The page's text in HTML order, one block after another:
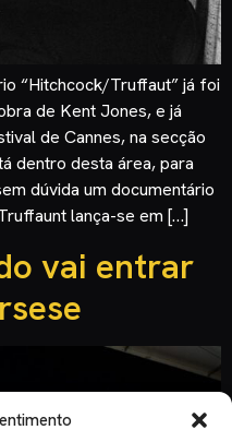
“Hitchcock/Truffaut” já foi
de Kent Jones, e já
de Cannes, na secção
dentro desta área, para
dúvida um documentário
lança-se em […]
vai entrar